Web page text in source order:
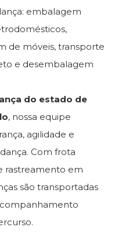
embalagem
de móveis, transporte
e desembalagem
do estado de
, nossa equipe
agilidade e
Com frota
rastreamento em
são transportadas